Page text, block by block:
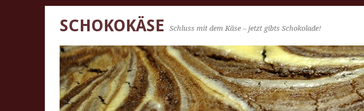
SCHOKOKÄSE Schluss mit dem Käse – jetzt gibts Schokolade!